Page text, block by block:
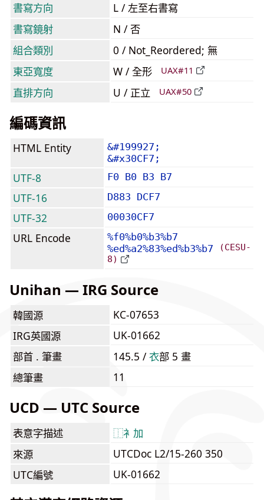
書寫方向
L / 左至右書寫
書寫鏡射
N / 否
組合類別
0 / Not_Reordered; 無
東亞寬度
W / 全形 UAX#11
直排方向 U / 正立 UAX#50
編碼資訊
HTML Entity
&#199927;
&#x30CF7;
UTF-8 F0 B0 B3 B7
UTF-16 D883 DCF7
UTF-32 00030CF7
URL Encode
%f0%b0%b3%b7
%ed%a2%83%ed%b3%b7
(CESU-
8)
Unihan — IRG Source
韓國源
KC-07653
IRG英國源
UK-01662
部首 . 筆畫
145.5 /⾐部 5 畫
總筆畫
11
UCD — UTC Source
表意字描述 ⿰衤 加
來源
UTCDoc L2/15-260 350
UTC編號
UK-01662